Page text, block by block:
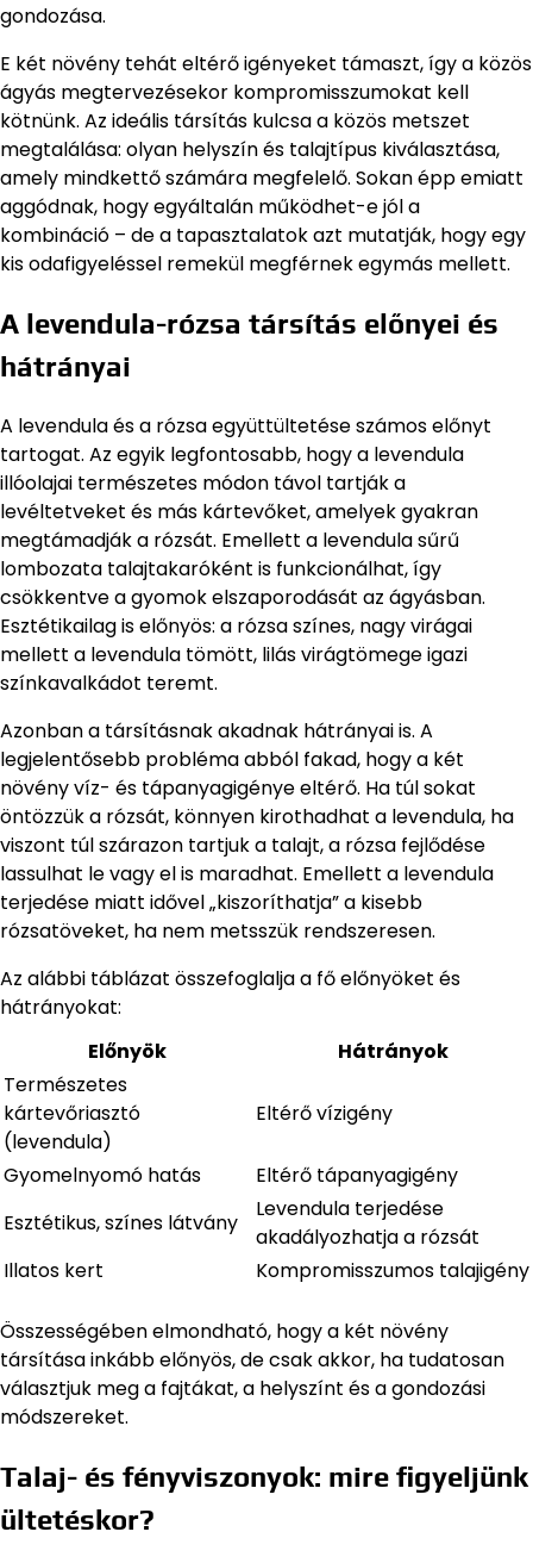
gondozása.
E két növény tehát eltérő igényeket támaszt, így a közös
ágyás megtervezésekor kompromisszumokat kell
kötnünk. Az ideális társítás kulcsa a közös metszet
megtalálása: olyan helyszín és talajtípus kiválasztása,
amely mindkettő számára megfelelő. Sokan épp emiatt
aggódnak, hogy egyáltalán működhet-e jól a
kombináció – de a tapasztalatok azt mutatják, hogy egy
kis odafigyeléssel remekül megférnek egymás mellett.
A levendula-rózsa társítás előnyei és
hátrányai
A levendula és a rózsa együttültetése számos előnyt
tartogat. Az egyik legfontosabb, hogy a levendula
illóolajai természetes módon távol tartják a
levéltetveket és más kártevőket, amelyek gyakran
megtámadják a rózsát. Emellett a levendula sűrű
lombozata talajtakaróként is funkcionálhat, így
csökkentve a gyomok elszaporodását az ágyásban.
Esztétikailag is előnyös: a rózsa színes, nagy virágai
mellett a levendula tömött, lilás virágtömege igazi
színkavalkádot teremt.
Azonban a társításnak akadnak hátrányai is. A
legjelentősebb probléma abból fakad, hogy a két
növény víz- és tápanyagigénye eltérő. Ha túl sokat
öntözzük a rózsát, könnyen kirothadhat a levendula, ha
viszont túl szárazon tartjuk a talajt, a rózsa fejlődése
lassulhat le vagy el is maradhat. Emellett a levendula
terjedése miatt idővel „kiszoríthatja” a kisebb
rózsatöveket, ha nem metsszük rendszeresen.
Az alábbi táblázat összefoglalja a fő előnyöket és
hátrányokat:
Előnyök
Hátrányok
Természetes
kártevőriasztó
(levendula)
Eltérő vízigény
Gyomelnyomó hatás
Eltérő tápanyagigény
Esztétikus, színes látvány
Levendula terjedése
akadályozhatja a rózsát
Illatos kert
Kompromisszumos talajigény
Összességében elmondható, hogy a két növény
társítása inkább előnyös, de csak akkor, ha tudatosan
választjuk meg a fajtákat, a helyszínt és a gondozási
módszereket.
Talaj- és fényviszonyok: mire figyeljünk
ültetéskor?